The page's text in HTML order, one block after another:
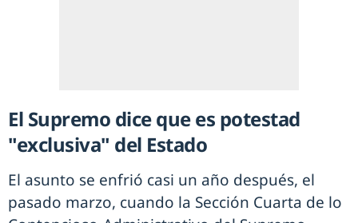
El Supremo dice que es potestad
"exclusiva" del Estado
El asunto se enfrió casi un año después, el
pasado marzo, cuando la Sección Cuarta de lo